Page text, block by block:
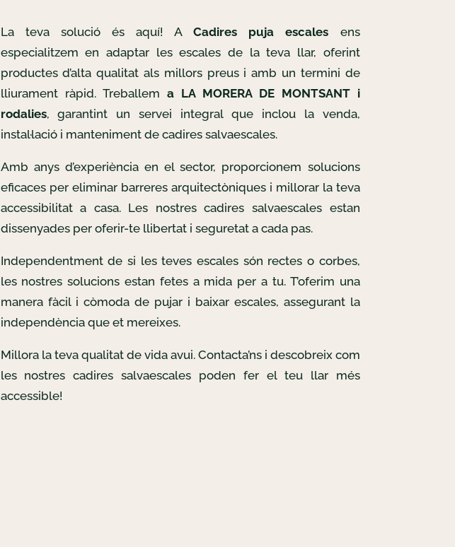
La teva solució és aquí! A Cadires puja escales ens
especialitzem en adaptar les escales de la teva llar, oferint
productes d’alta qualitat als millors preus i amb un termini de
lliurament ràpid. Treballem a LA MORERA DE MONTSANT i
rodalies, garantint un servei integral que inclou la venda,
instal·lació i manteniment de cadires salvaescales.
Amb anys d’experiència en el sector, proporcionem solucions
eficaces per eliminar barreres arquitectòniques i millorar la teva
accessibilitat a casa. Les nostres cadires salvaescales estan
dissenyades per oferir-te llibertat i seguretat a cada pas.
Independentment de si les teves escales són rectes o corbes,
les nostres solucions estan fetes a mida per a tu. T’oferim una
manera fàcil i còmoda de pujar i baixar escales, assegurant la
independència que et mereixes.
Millora la teva qualitat de vida avui. Contacta’ns i descobreix com
les nostres cadires salvaescales poden fer el teu llar més
accessible!